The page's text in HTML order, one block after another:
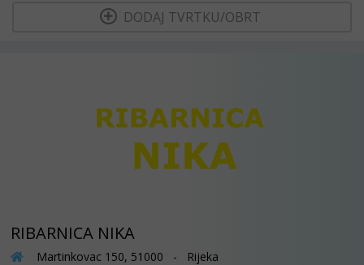
DODAJ TVRTKU/OBRT
RIBARNICA NIKA
Martinkovac 150, 51000 - Rijeka